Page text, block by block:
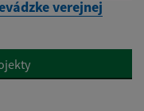
verejnej